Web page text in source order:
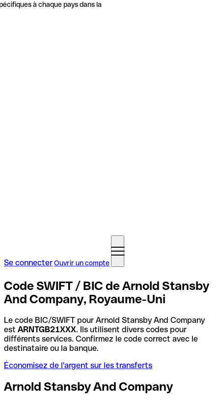
à chaque pays dans la
Se connecterOuvrir un compte
Code SWIFT / BIC de Arnold Stansby
And Company, Royaume-Uni
Le code BIC/SWIFT pour Arnold Stansby And Company
est ARNTGB21XXX. Ils utilisent divers codes pour
différents services. Confirmez le code correct avec le
destinataire ou la banque.
Économisez de l'argent sur les transferts
Arnold Stansby And Company